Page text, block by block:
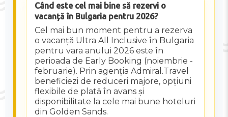
Când este cel mai bine să rezervi o
vacanță în Bulgaria pentru 2026?
Cel mai bun moment pentru a rezerva
o vacanță Ultra All Inclusive în Bulgaria
pentru vara anului 2026 este în
perioada de Early Booking (noiembrie -
februarie). Prin agenția Admiral.Travel
beneficiezi de reduceri majore, opțiuni
flexibile de plată în avans și
disponibilitate la cele mai bune hoteluri
din Golden Sands.